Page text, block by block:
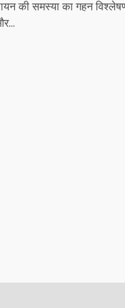
की समस्या का गहन